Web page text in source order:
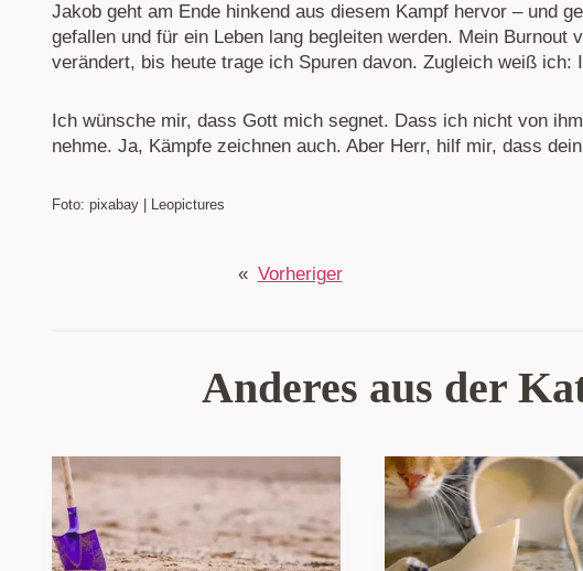
Jakob geht am Ende hinkend aus diesem Kampf hervor – und
gefallen und für ein Leben lang begleiten werden. Mein
verändert, bis heute trage ich Spuren davon. Zugleich weiß ich:
Ich wünsche mir, dass Gott mich segnet. Dass ich nicht von
nehme. Ja, Kämpfe zeichnen auch. Aber Herr, hilf mir, dass
Foto: pixabay | Leopictures
« Vorheriger
Anderes aus der